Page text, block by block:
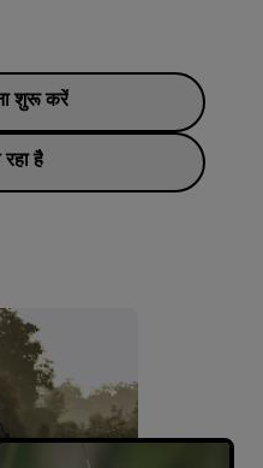
शुरू करें
है